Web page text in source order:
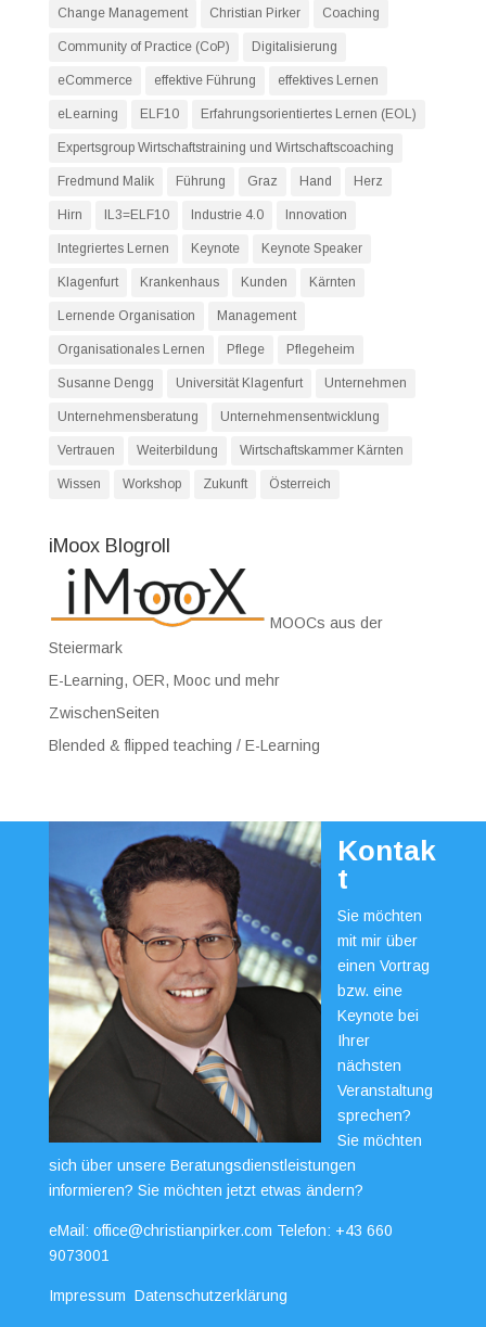
Change Management Christian Pirker Coaching
Community of Practice (CoP) Digitalisierung
eCommerce effektive Führung effektives Lernen
eLearning ELF10 Erfahrungsorientiertes Lernen (EOL)
Expertsgroup Wirtschaftstraining und Wirtschaftscoaching
Fredmund Malik Führung Graz Hand Herz
Hirn IL3=ELF10 Industrie 4.0 Innovation
Integriertes Lernen Keynote Keynote Speaker
Klagenfurt Krankenhaus Kunden Kärnten
Lernende Organisation Management
Organisationales Lernen Pflege Pflegeheim
Susanne Dengg Universität Klagenfurt Unternehmen
Unternehmensberatung Unternehmensentwicklung
Vertrauen Weiterbildung Wirtschaftskammer Kärnten
Wissen Workshop Zukunft Österreich
iMoox Blogroll
MOOCs aus der
Steiermark
E-Learning, OER, Mooc und mehr
ZwischenSeiten
Blended & flipped teaching / E-Learning
Kontak
t
Sie möchten
mit mir über
einen Vortrag
bzw. eine
Keynote bei
Ihrer
nächsten
Veranstaltung
sprechen?
Sie möchten
sich über unsere Beratungsdienstleistungen
informieren? Sie möchten jetzt etwas ändern?
eMail: office@christianpirker.com Telefon: +43 660
9073001
Impressum Datenschutzerklärung